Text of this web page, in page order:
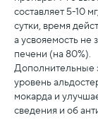
составляет 5-10
сутки, время
а усвояемость не
печени (на 80%).
Дополнительные
уровень
мокарда и
сведения и об